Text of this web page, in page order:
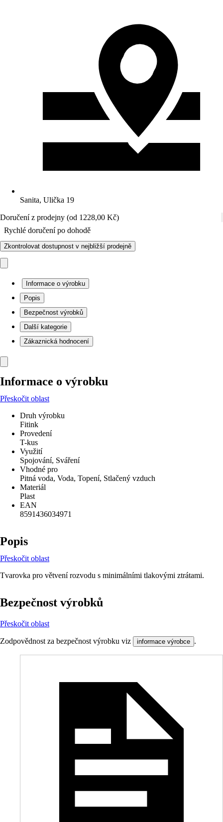
Sanita, Ulička 19
Doručení z prodejny (od 1228,00 Kč)
Rychlé doručení po dohodě
Zkontrolovat dostupnost v nejbližší prodejně
Informace o výrobku
Popis
Bezpečnost výrobků
Další kategorie
Zákaznická hodnocení
Informace o výrobku
Přeskočit oblast
Druh výrobku
Fitink
Provedení
T-kus
Využití
Spojování, Sváření
Vhodné pro
Pitná voda, Voda, Topení, Stlačený vzduch
Materiál
Plast
EAN
8591436034971
Popis
Přeskočit oblast
Tvarovka pro větvení rozvodu s minimálními tlakovými ztrátami.
Bezpečnost výrobků
Přeskočit oblast
Zodpovědnost za bezpečnost výrobku viz informace výrobce .